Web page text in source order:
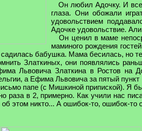
Он любил Адочку. И
глаза. Они обожали
удовольствием
Адочке удовольствие.
Он ценил в маме
маминого рождения
садилась бабушка. Мама бесилась, но
Златкиных, они появлялись
Львовича Златкина в Ростов на
а Ефима Львовича за пятый
папе (с Мишкиной припиской). Я
раза в 2, примерно. Как учили нас
этом никто... А ошибок-то, ошибок-то